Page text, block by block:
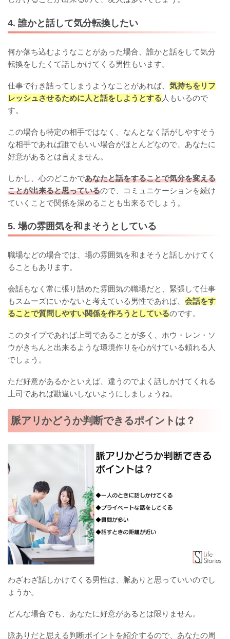
4. 誰かと話して気分転換したい
何か落ち込むようなことがあった場合、誰かと話をして気分
転換をしたくて話しかけてくる男性もいます。
仕事で行き詰ってしまうようなことがあれば、 気持ちをリフ
レッシュさせるために人と話をしようとする 人もいるので
す。
この場合も特定の相手ではなく、なんとなく話がしやすそう
な相手であれば誰でもいい場合がほとんどなので、あなたに
好意があるとは言えません。
しかし、心のどこかであなたと話をすることで気分を変える
ことが出来ると思っているので、コミュニケーションを続け
ていくことで関係を深めることも出来るでしょう。
5. 場の雰囲気を和まそうとしている
職場などの場合では、場の雰囲気を和まそうと話しかけてく
ることもあります。
会話もなく常に張り詰めた雰囲気の職場だと、緊張して仕事
もスムーズにいかないと考えている男性であれば、 会話をす
ることで質問しやすい関係を作ろうとしているのです。
このタイプであれば上司であることが多く、ホウ・レン・ソ
ウがきちんと出来るような環境作りを心がけている頼れる人
でしょう。
ただ好意があるかといえば、違うのでよく話しかけてくれる
上司であれば勘違いしないようにしましょうね。
脈アリかどうか判断できるポイントは？
わざわざ話しかけてくる男性は、脈ありと思っていいのでし
ょうか。
どんな場合でも、あなたに好意があるとは限りません。
脈ありだと思える判断ポイントを紹介するので、あなたの周